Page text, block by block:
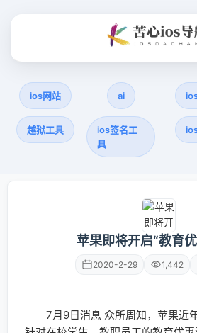
ios网站 ai
越狱工具
ios签名工
具
苹果即将开启“教育
2020-2-29 1,442
7月9日消息 众所周知，苹果近